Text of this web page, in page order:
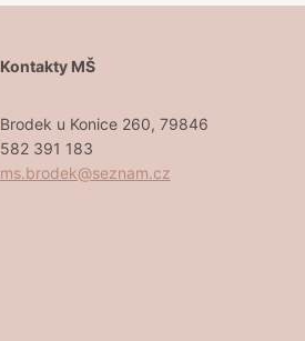
Kontakty MŠ
Brodek u Konice 260, 79846
582 391 183
ms.brodek@seznam.cz